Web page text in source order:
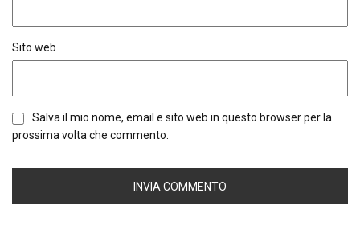
Sito web
Salva il mio nome, email e sito web in questo browser per la
prossima volta che commento.